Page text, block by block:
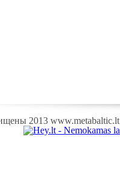
2013 www.metabaltic.lt